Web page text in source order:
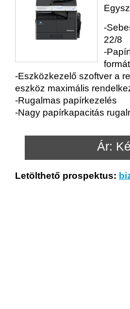
-
22/8
-
-Eszközkezelő szoftver a
eszköz maximális
-Rugalmas papírkezelés
-Nagy papírkapacitás
Ár:
Letölthető prospektus: